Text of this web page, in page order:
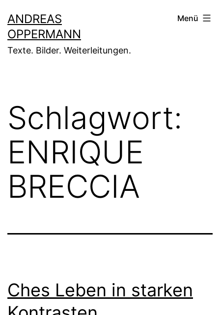
Inhalt
springen
ANDREAS
OPPERMANN
Texte. Bilder. Weiterleitungen.
Menü
Schlagwort:
ENRIQUE
BRECCIA
Ches Leben in starken